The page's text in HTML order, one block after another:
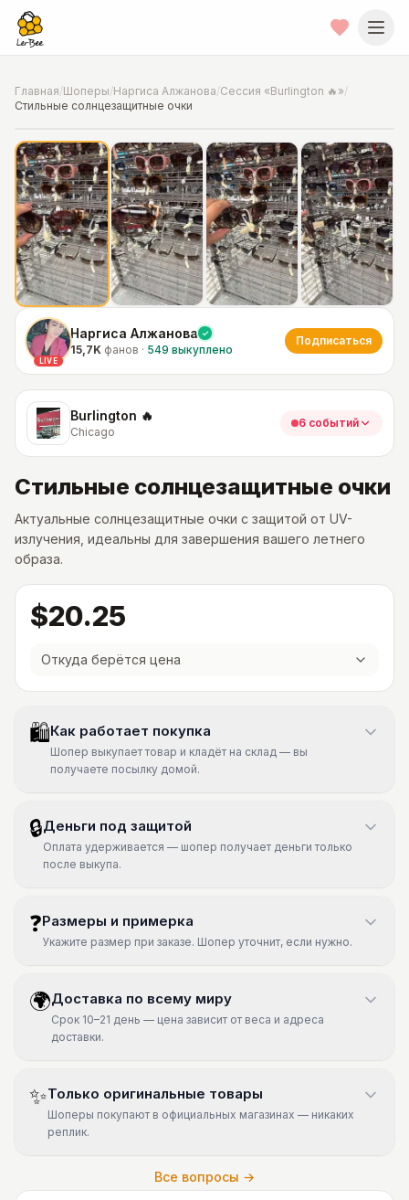
Главная/Шоперы/Наргиса Алжанова/Сессия «Burlington 🔥»/
Стильные солнцезащитные очки
📍Фото от шопера·Chicago
LIVE
Наргиса Алжанова
15,7K фанов · 549 выкуплено
Подписаться
Burlington 🔥
Chicago
6 событий
Стильные солнцезащитные очки
Актуальные солнцезащитные очки с защитой от UV-
излучения, идеальны для завершения вашего летнего
образа.
$20.25
Откуда берётся цена
🛍Как работает покупка
Шопер выкупает товар и кладёт на склад — вы
получаете посылку домой.
🔒Деньги под защитой
Оплата удерживается — шопер получает деньги только
после выкупа.
❓Размеры и примерка
Укажите размер при заказе. Шопер уточнит, если нужно.
🌍Доставка по всему миру
Срок 10–21 день — цена зависит от веса и адреса
доставки.
✨Только оригинальные товары
Шоперы покупают в официальных магазинах — никаких
реплик.
Все вопросы →